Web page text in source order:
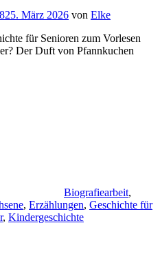
25. März 2026 von Elke
für Senioren zum Vorlesen
Der Duft von Pfannkuchen
Biografiearbeit,
, Erzählungen, Geschichte für
, Kindergeschichte